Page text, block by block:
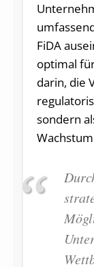
FiDA
optimal
darin, die
sondern